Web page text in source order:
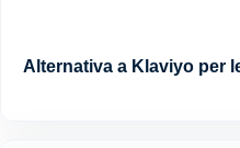
Alternativa a Klaviyo per